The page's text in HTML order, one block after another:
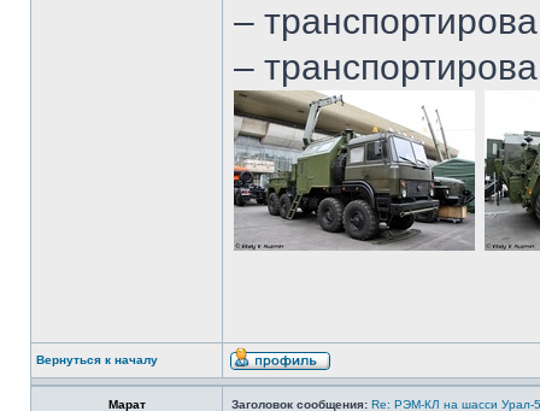
–
–
Вернуться к началу
Марат Заголовок сообщения: Re: РЭМ-КЛ на шасси Урал-